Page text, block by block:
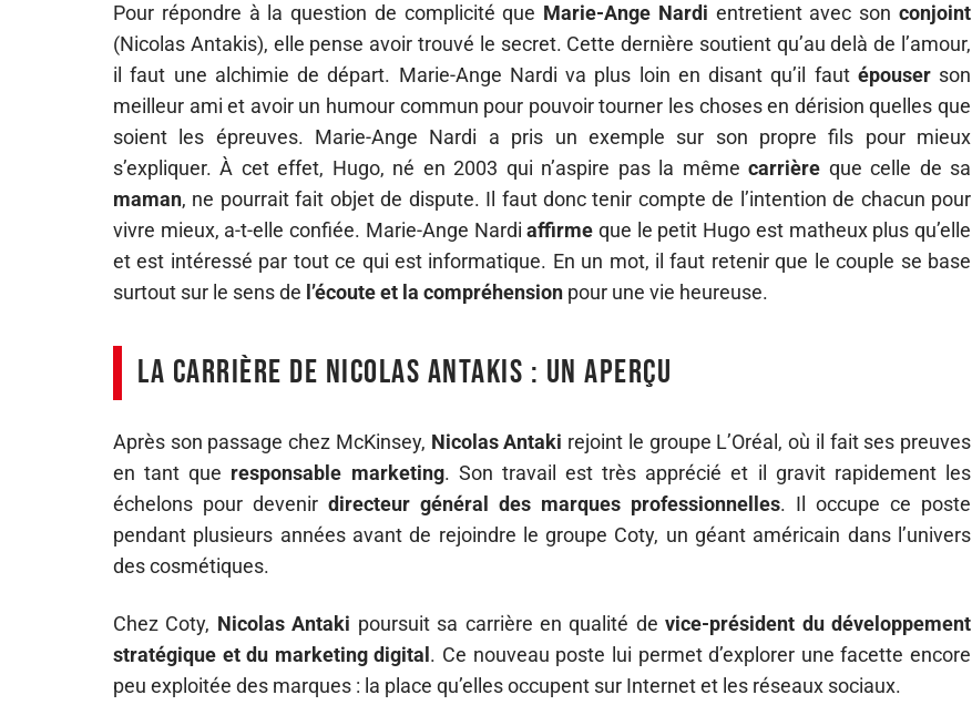
Pour répondre à la question de complicité que Marie-Ange Nardi entretient avec sonconjoint
(Nicolas Antakis), elle pense avoir trouvé le secret. Cette dernière soutient qu’au delà de l’amour,
il faut une alchimie de départ. Marie-Ange Nardi va plus loin en disant qu’il faut épouserson
meilleur ami et avoir un humour commun pour pouvoir tourner les choses en dérision quelles que
soient les épreuves. Marie-Ange Nardi a pris un exemple sur son propre fils pour mieux
s’expliquer. À cet effet, Hugo, né en 2003 qui n’aspire pas la mêmecarrière que celle de sa
maman, ne pourrait fait objet de dispute. Il faut donc tenir compte de l’intention de chacun pour
vivre mieux, a-t-elle confiée. Marie-Ange Nardiaffirme que le petit Hugo est matheux plus qu’elle
et est intéressé par tout ce qui est informatique. En un mot, il faut retenir que le couple se base
surtout sur le sens de l’écoute et la compréhension pour une vie heureuse.
La carrière de Nicolas Antakis : un aperçu
Après son passage chez McKinsey, Nicolas Antaki rejoint le groupe L’Oréal, où il fait ses preuves
en tant que responsable marketing. Son travail est très apprécié et il gravit rapidement les
échelons pour devenir directeur général des marques professionnelles. Il occupe ce poste
pendant plusieurs années avant de rejoindre le groupe Coty, un géant américain dans l’univers
des cosmétiques.
Chez Coty, Nicolas Antaki poursuit sa carrière en qualité device-président du développement
stratégique et du marketing digital . Ce nouveau poste lui permet d’explorer une facette encore
peu exploitée des marques : la place qu’elles occupent sur Internet et les réseaux sociaux.